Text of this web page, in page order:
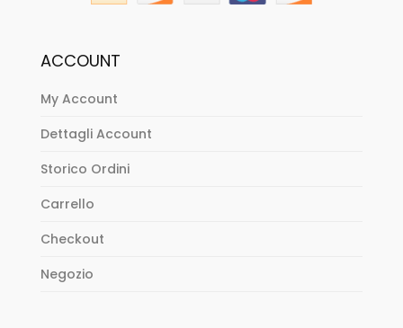
ACCOUNT
My Account
Dettagli Account
Storico Ordini
Carrello
Checkout
Negozio